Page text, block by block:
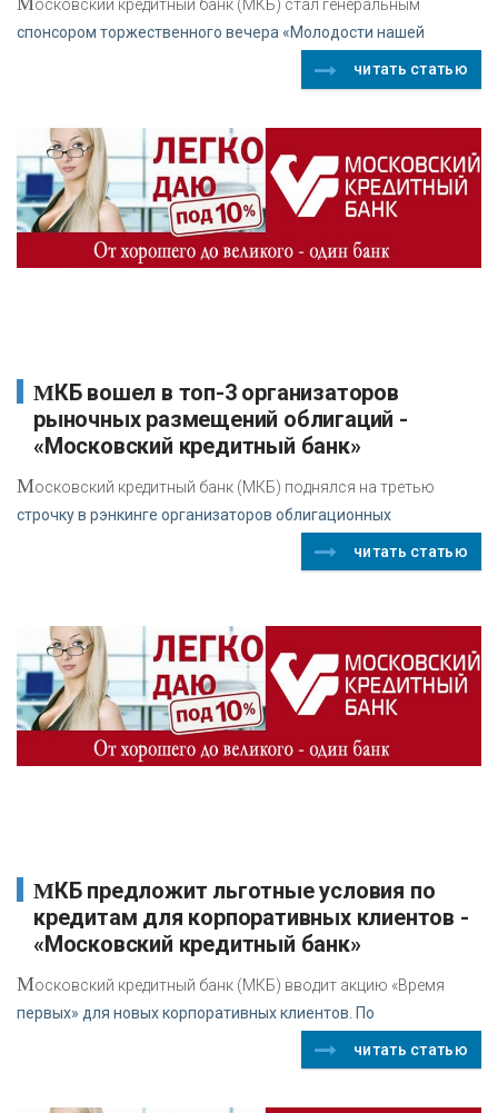
осковский кредитный банк (МКБ) стал генеральным
спонсором торжественного вечера «Молодости нашей
читать статью
МКБ вошел в топ-3 организаторов
рыночных размещений облигаций -
«Московский кредитный банк»
Московский кредитный банк (МКБ) поднялся на третью
строчку в рэнкинге организаторов облигационных
читать статью
МКБ предложит льготные условия по
кредитам для корпоративных клиентов -
«Московский кредитный банк»
Московский кредитный банк (МКБ) вводит акцию «Время
первых» для новых корпоративных клиентов. По
читать статью